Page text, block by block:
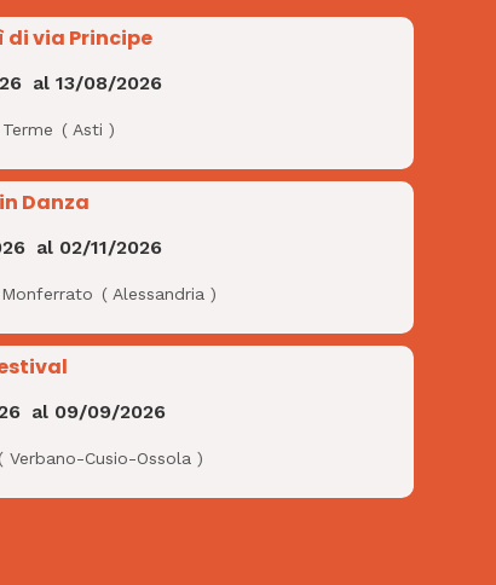
di via Principe
al13/08/2026
(Asti )
Danza
al 02/11/2026
(Alessandria )
al 09/09/2026
(Verbano-Cusio-Ossola )